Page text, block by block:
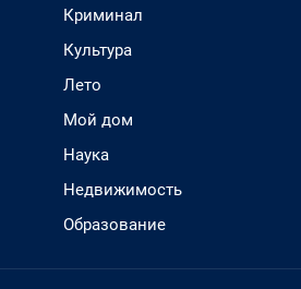
Криминал
Культура
Лето
Мой дом
Наука
Недвижимость
Образование